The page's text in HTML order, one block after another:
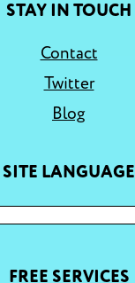
STAY IN TOUCH
Contact
Twitter
Blog
SITE LANGUAGE
FREE SERVICES